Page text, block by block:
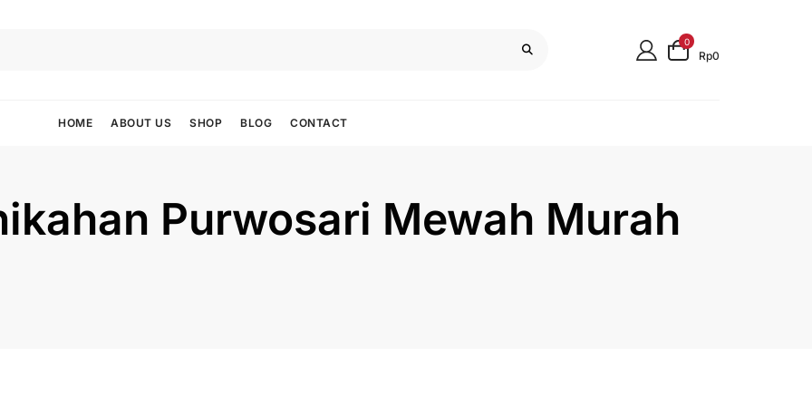
0
Rp0
HOME ABOUT US SHOP BLOG CONTACT
Purwosari Mewah Murah